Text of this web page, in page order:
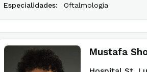
Especialidades: Oftalmologia
Mustafa